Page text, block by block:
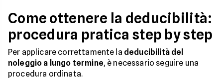
Come ottenere la deducibilità:
procedura pratica step by step
Per applicare correttamente la deducibilità del
noleggio a lungo termine, è necessario seguire una
procedura ordinata.